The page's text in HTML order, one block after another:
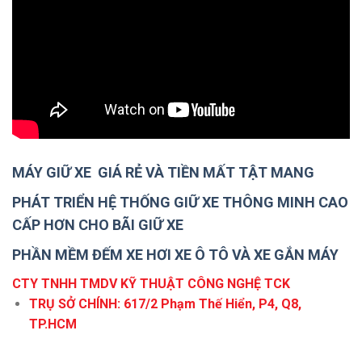
MÁY GIỮ XE GIÁ RẺ VÀ TIỀN MẤT TẬT MANG
PHÁT TRIỂN HỆ THỐNG GIỮ XE THÔNG MINH CAO
CẤP HƠN CHO BÃI GIỮ XE
PHẦN MỀM ĐẾM XE HƠI XE Ô TÔ VÀ XE GẮN MÁY
CTY TNHH TMDV KỸ THUẬT CÔNG NGHỆ TCK
TRỤ SỞ CHÍNH: 617/2 Phạm Thế Hiển, P4, Q8,
TP.HCM